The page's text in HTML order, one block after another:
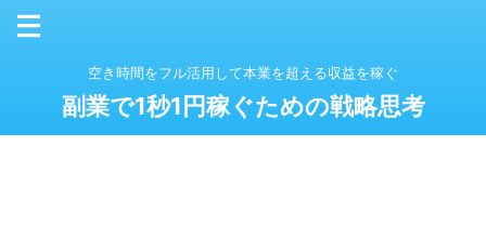
空き時間をフル活用して本業を超える収益を稼ぐ
副業で1秒1円稼ぐための戦略思考